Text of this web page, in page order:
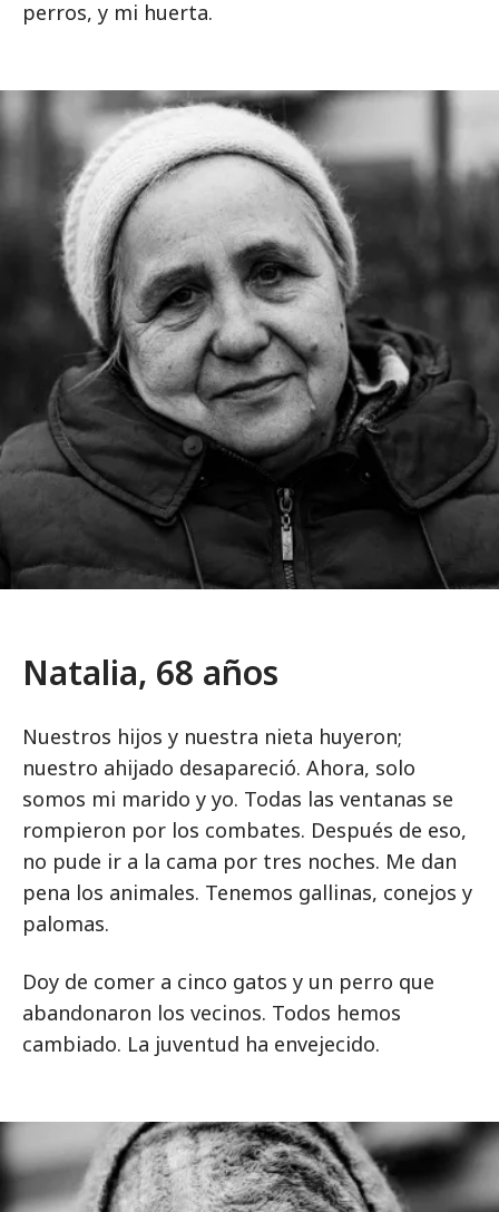
perros, y mi huerta.
Natalia, 68 años
Nuestros hijos y nuestra nieta huyeron;
nuestro ahijado desapareció. Ahora, solo
somos mi marido y yo. Todas las ventanas se
rompieron por los combates. Después de eso,
no pude ir a la cama por tres noches. Me dan
pena los animales. Tenemos gallinas, conejos y
palomas.
Doy de comer a cinco gatos y un perro que
abandonaron los vecinos. Todos hemos
cambiado. La juventud ha envejecido.